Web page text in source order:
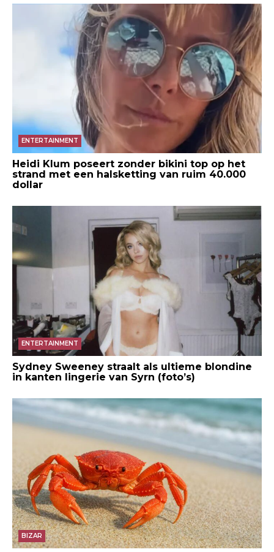
ENTERTAINMENT
Heidi Klum poseert zonder bikini top op het
strand met een halsketting van ruim 40.000
dollar
ENTERTAINMENT
Sydney Sweeney straalt als ultieme blondine
in kanten lingerie van Syrn (foto’s)
BIZAR